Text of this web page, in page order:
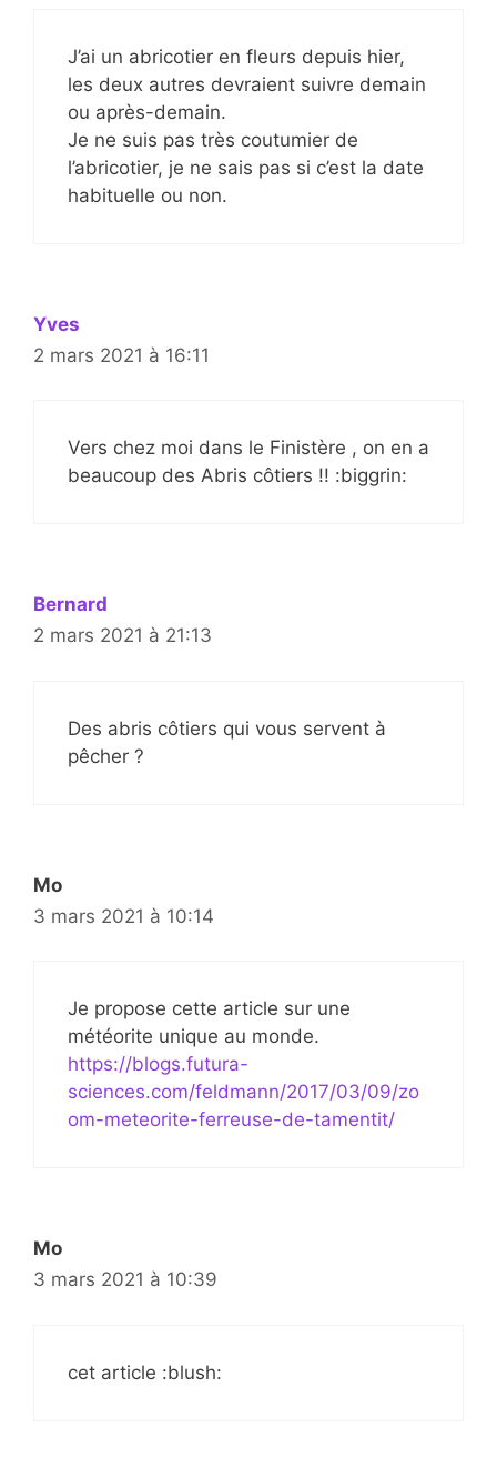
J’ai un abricotier en fleurs depuis hier,
les deux autres devraient suivre demain
ou après-demain.
Je ne suis pas très coutumier de
l’abricotier, je ne sais pas si c’est la date
habituelle ou non.
Yves
2 mars 2021 à 16:11
Vers chez moi dans le Finistère , on en a
beaucoup des Abris côtiers !! :biggrin:
Bernard
2 mars 2021 à 21:13
Des abris côtiers qui vous servent à
pêcher ?
Mo
3 mars 2021 à 10:14
Je propose cette article sur une
météorite unique au monde.
https://blogs.futura-
sciences.com/feldmann/2017/03/09/zo
om-meteorite-ferreuse-de-tamentit/
Mo
3 mars 2021 à 10:39
cet article :blush: